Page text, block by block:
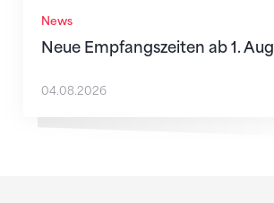
News
Neue Empfangszeiten ab 1.
04.08.2026